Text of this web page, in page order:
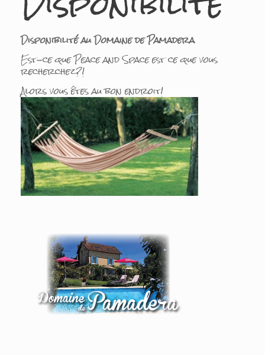
Disponibilité au Domaine de Pamadera
Est-ce que Peace and Space est ce que vous
recherchez?!
Alors vous êtes au bon endroit!